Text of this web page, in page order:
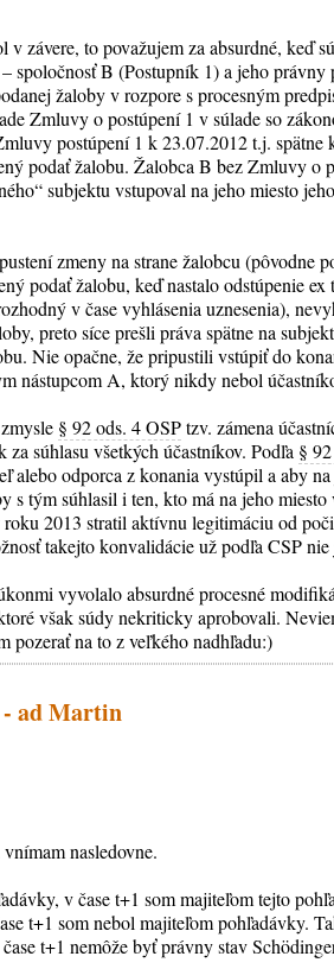
závere, to považujem za absurdné, keď
spoločnosť B (Postupník 1) a jeho právny
žaloby v rozpore s procesným
Zmluvy o postúpení 1 v súlade so
postúpení 1 k 23.07.2012 t.j. spätne
podať žalobu. Žalobca B bez Zmluvy o
subjektu vstupoval na jeho miesto
zmeny na strane žalobcu (pôvodne
podať žalobu, keď nastalo odstúpenie
v čase vyhlásenia uznesenia),
preto síce prešli práva spätne na
Nie opačne, že pripustili vstúpiť do
nástupcom A, ktorý nikdy nebol
§ 92 ods. 4 OSPtzv. zámena
súhlasu všetkých účastníkov. Podľa §
alebo odporca z konania vystúpil a aby
s tým súhlasil i ten, kto má na jeho
2013 stratil aktívnu legitimáciu od
takejto konvalidácie už podľa CSP nie
vyvolalo absurdné procesné
však súdy nekriticky aprobovali.
pozerať na to z veľkého nadhľadu:)
- ad Martin
nasledovne.
v čase t+1 som majiteľom tejto
t+1 som nebol majiteľom pohľadávky.
t+1 nemôže byť právny stav